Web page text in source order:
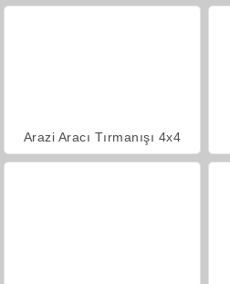
Arazi Aracı Tırmanışı 4x4